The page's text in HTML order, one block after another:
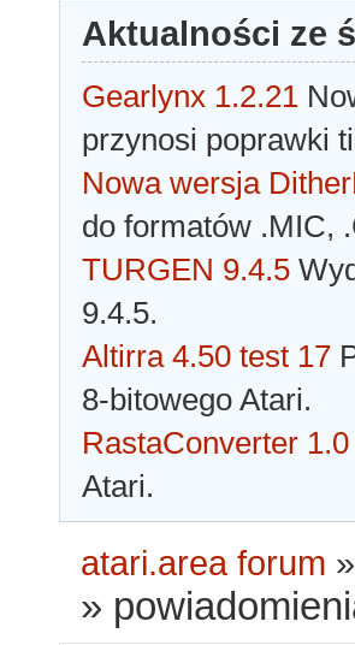
Aktualności ze
Gearlynx 1.2.21
przynosi poprawki
Nowa wersja
do formatów .MIC,
TURGEN 9.4.5
9.4.5.
Altirra 4.50 test 17
8-bitowego Atari.
RastaConverter
Atari.
atari.area forum »
»